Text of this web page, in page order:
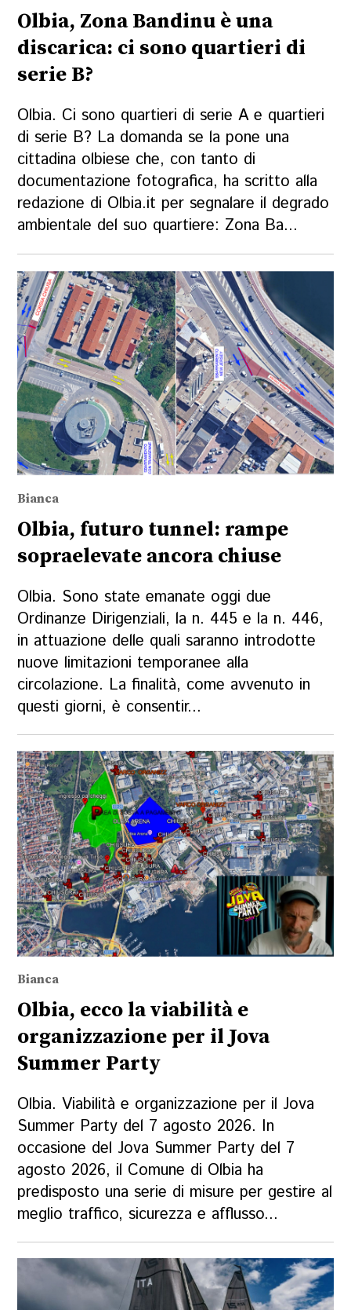
Olbia, Zona Bandinu è una
discarica: ci sono quartieri di
serie B?
Olbia. Ci sono quartieri di serie A e quartieri
di serie B? La domanda se la pone una
cittadina olbiese che, con tanto di
documentazione fotografica, ha scritto alla
redazione di Olbia.it per segnalare il degrado
ambientale del suo quartiere: Zona Ba...
Bianca
Olbia, futuro tunnel: rampe
sopraelevate ancora chiuse
Olbia. Sono state emanate oggi due
Ordinanze Dirigenziali, la n. 445 e la n. 446,
in attuazione delle quali saranno introdotte
nuove limitazioni temporanee alla
circolazione. La finalità, come avvenuto in
questi giorni, è consentir...
Bianca
Olbia, ecco la viabilità e
organizzazione per il Jova
Summer Party
Olbia. Viabilità e organizzazione per il Jova
Summer Party del 7 agosto 2026. In
occasione del Jova Summer Party del 7
agosto 2026, il Comune di Olbia ha
predisposto una serie di misure per gestire al
meglio traffico, sicurezza e afflusso...